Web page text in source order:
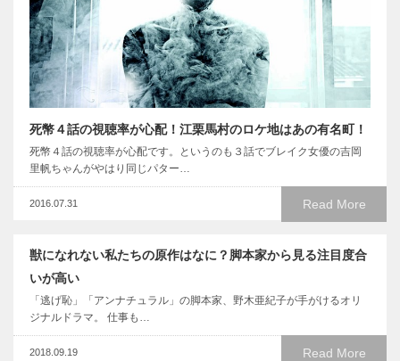
死幣４話の視聴率が心配！江栗馬村のロケ地はあの有名町！
死幣４話の視聴率が心配です。というのも３話でブレイク女優の吉岡
里帆ちゃんがやはり同じパター…
Read More
2016.07.31
獣になれない私たちの原作はなに？脚本家から見る注目度合
いが高い
「逃げ恥」「アンナチュラル」の脚本家、野木亜紀子が手がけるオリ
ジナルドラマ。 仕事も…
Read More
2018.09.19